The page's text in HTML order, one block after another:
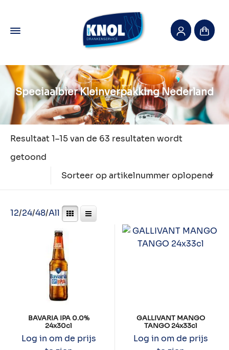
Speciaalbier Kleinverpakking Nederland
Resultaat 1–15 van de 63 resultaten wordt
getoond
Sorteer op artikelnummer oplopend
12/24/48/All
BAVARIA IPA 0.0%
24x30cl
Log in om de prijs
GALLIVANT MANGO
TANGO 24x33cl
Log in om de prijs